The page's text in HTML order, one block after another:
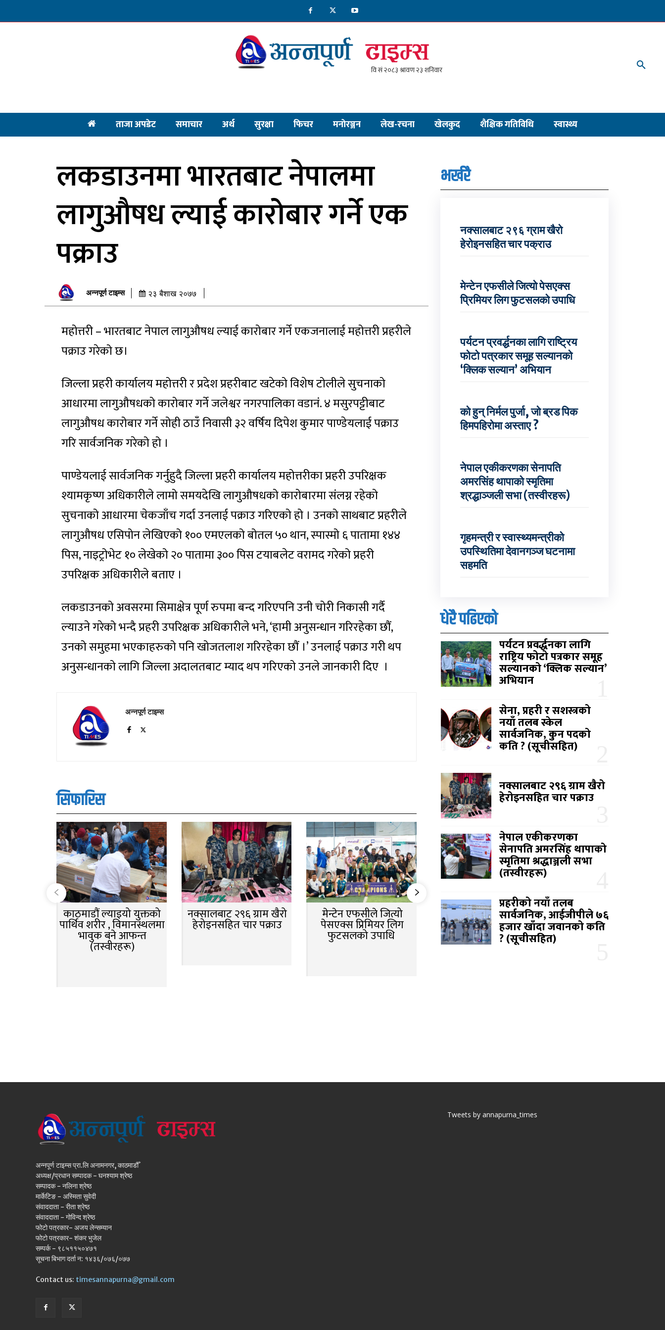
ताजा अपडेट समाचार अर्थ सुरक्षा फिचर मनाेरञ्जन लेख-रचना खेलकुद शैक्षिक गतिविधि स्वास्थ्य
लकडाउनमा भारतबाट नेपालमा
लागुऔषध ल्याई कारोबार गर्ने एक
पक्राउ
अन्नपूर्ण टाइम्स २३ बैशाख २०७७
महोत्तरी – भारतबाट नेपाल लागुऔषध ल्याई कारोबार गर्ने एकजनालाई महोत्तरी प्रहरीले
पक्राउ गरेको छ।
जिल्ला प्रहरी कार्यालय महोत्तरी र प्रदेश प्रहरीबाट खटेको विशेष टोलीले सुचनाको
आधारमा लागुऔषधको कारोबार गर्ने जलेश्वर नगरपालिका वडानं. ४ मसुरपट्टीबाट
लागुऔषध कारोबार गर्ने सोही ठाउँ निवासी ३२ वर्षिय दिपेश कुमार पाण्डेयलाई पक्राउ
गरि सार्वजनिक गरेको हो ।
पाण्डेयलाई सार्वजनिक गर्नुहुदै जिल्ला प्रहरी कार्यालय महोत्तरीका प्रहरी उपरिक्षक
श्यामकृष्ण अधिकारीले लामो समयदेखि लागुऔषधको कारोबारमा संलग्न रहेको
सुचनाको आधारमा चेकजाँच गर्दा उनलाई पक्राउ गरिएको हो । उनको साथबाट प्रहरीले
लागुऔषध एसिपोन लेखिएको १०० एमएलको बोतल ५० थान, स्पास्मो ६ पातामा १४४
पिस, नाइट्रोभेट १० लेखेको २० पातामा ३०० पिस टयाबलेट वरामद गरेको प्रहरी
उपरिक्षक अधिकारीले बताए ।
लकडाउनको अवसरमा सिमाक्षेत्र पूर्ण रुपमा बन्द गरिएपनि उनी चोरी निकासी गर्दै
ल्याउने गरेको भन्दै प्रहरी उपरिक्षक अधिकारीले भने, ‘हामी अनुसन्धान गरिरहेका छौं,
उनको समुहमा भएकाहरुको पनि खोजतलाश गरिरहेका छौं ।’ उनलाई पक्राउ गरी थप
अनुसन्धानको लागि जिल्ला अदालतबाट म्याद थप गरिएको उनले जानकारी दिए ।
अन्नपूर्ण टाइम्स
सिफारिस
काठमाडौं ल्याइयो युक्तको
पार्थिव शरीर , विमानस्थलमा
भावुक बने आफन्त
(तस्वीरहरू)
नक्सालबाट २९६ ग्राम खैरो
हेरोइनसहित चार पक्राउ
मेन्टेन एफसीले जित्यो
पेसएक्स प्रिमियर लिग
फुटसलको उपाधि
भर्खरै
नक्सालबाट २९६ ग्राम खैरो
हेरोइनसहित चार पक्राउ
मेन्टेन एफसीले जित्यो पेसएक्स
प्रिमियर लिग फुटसलको उपाधि
पर्यटन प्रवर्द्धनका लागि राष्ट्रिय
फोटो पत्रकार समूह सल्यानको
‘क्लिक सल्यान’ अभियान
को हुन् निर्मल पुर्जा, जो ब्रड पिक
हिमपहिरोमा अस्ताए ?
नेपाल एकीकरणका सेनापति
अमरसिंह थापाको स्मृतिमा
श्रद्धाञ्जली सभा (तस्वीरहरू)
गृहमन्त्री र स्वास्थ्यमन्त्रीको
उपस्थितिमा देवानगञ्ज घटनामा
सहमति
धेरै पढिएको
पर्यटन प्रवर्द्धनका लागि
राष्ट्रिय फोटो पत्रकार समूह
सल्यानको ‘क्लिक सल्यान’
अभियान
सेना, प्रहरी र सशस्त्रको
नयाँ तलब स्केल
सार्वजनिक, कुन पदको
कति ? (सूचीसहित)
नक्सालबाट २९६ ग्राम खैरो
हेरोइनसहित चार पक्राउ
नेपाल एकीकरणका
सेनापति अमरसिंह थापाको
स्मृतिमा श्रद्धाञ्जली सभा
(तस्वीरहरू)
प्रहरीको नयाँ तलब
सार्वजनिक, आईजीपीले ७६
हजार खाँदा जवानको कति
? (सूचीसहित)
अन्नपूर्ण टाइम्स प्रा.लि अनामनगर, काठमाडौँ
अध्यक्ष/प्रधान सम्पादक - घनश्याम श्रेष्ठ
सम्पादक - नलिना श्रेष्ठ
मार्केटिङ - अस्मिता सुवेदी
संवाददाता - रीता श्रेष्ठ
संवाददाता - गोविन्द श्रेष्ठ
फोटो पत्रकार- अजय लेन्सम्यान
फोटो पत्रकार- शंकर भुजेल
सम्पर्क - ९८५११५०४७१
सूचना बिभाग दर्ता न: १४३६/०७६/०७७
Contact us: timesannapurna@gmail.com
Tweets by annapurna_times